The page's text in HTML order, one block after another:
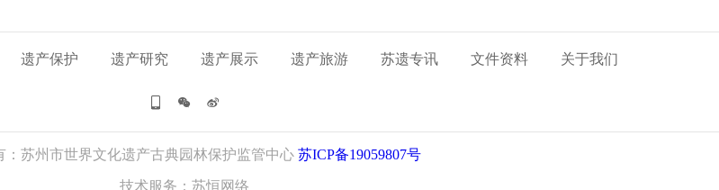
遗产保护 遗产研究 遗产展示 遗产旅游 苏遗专讯 文件资料 关于我们
 
：苏州市世界文化遗产古典园林保护监管中心 苏ICP备19059807号
技术服务：苏恒网络